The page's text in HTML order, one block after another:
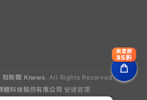
知新聞 Knews . All Rights Reserved.
體科技股份有限公司 營運管理
爽夏節
85折